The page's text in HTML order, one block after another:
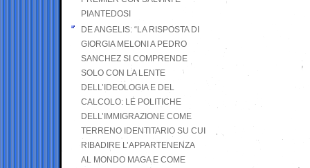
PIANTEDOSI
DE ANGELIS: “LA RISPOSTA DI
GIORGIA MELONI A PEDRO
SANCHEZ SI COMPRENDE
SOLO CON LA LENTE
DELL’IDEOLOGIA E DEL
CALCOLO: LE POLITICHE
DELL’IMMIGRAZIONE COME
TERRENO IDENTITARIO SU CUI
RIBADIRE L’APPARTENENZA
AL MONDO MAGA E COME